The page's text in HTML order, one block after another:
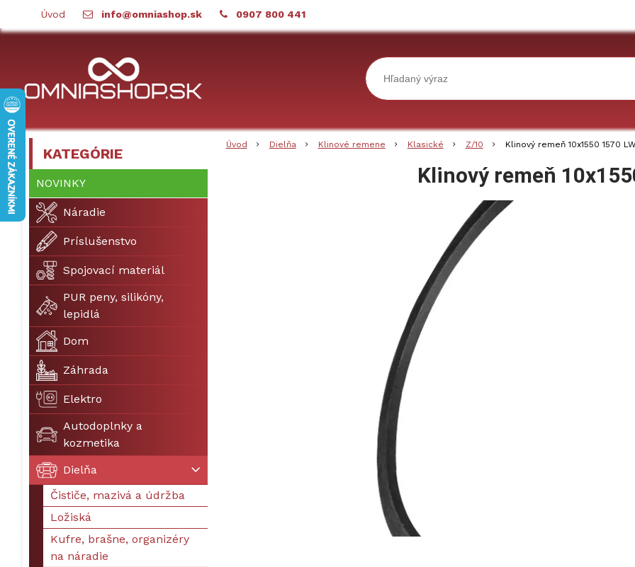
Úvod info@omniashop.sk 0907 800 441
Úvod Dielňa Klinové remene Klasické Z/10 Klinový remeň 10x1550 1570
Klinový remeň
KATEGÓRIE
NOVINKY
Náradie
Príslušenstvo
Spojovací materiál
PUR peny, silikóny,
lepidlá
Dom
Záhrada
Elektro
Autodoplnky a
kozmetika
Dielňa
Čističe, mazivá a údržba
Ložiská
Kufre, brašne, organizéry
na náradie